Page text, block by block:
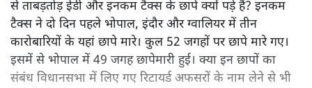
से ताबड़तोड़ ईडी और इनकम टैक्स के छापे क्यों पड़े हैं? इनकम
टैक्स ने दो दिन पहले भोपाल, इंदौर और ग्वालियर में तीन
कारोबारियों के यहां छापे मारे। कुल 52 जगहों पर छापे मारे गए।
इसमें से भोपाल में 49 जगह छापेमारी हुई। क्या इन छापों का
संबंध विधानसभा में लिए गए रिटायर्ड अफसरों के नाम लेने से भी